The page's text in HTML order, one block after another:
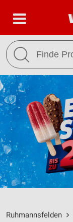
Ruhmannsfelden